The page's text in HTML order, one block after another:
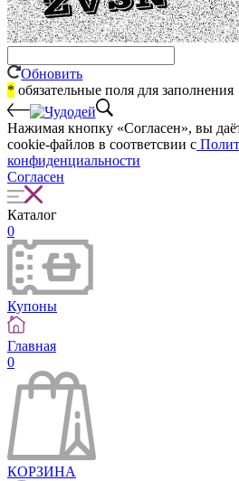
Обновить
* обязательные поля для заполнения
Нажимая кнопку «Согласен», вы
cookie-файлов в соответсвии с
конфиденциальности
Согласен
Каталог
0
Купоны
Главная
0
КОРЗИНА